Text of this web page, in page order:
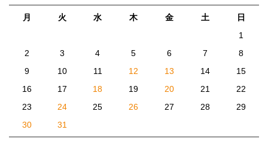
月 火 水 木 金 土
日
1
2
3 4 5 6 7
8
9
10 11 12 13 14
15
16
17 18 19 20 21
22
23
24 25 26 27 28
29
30
31